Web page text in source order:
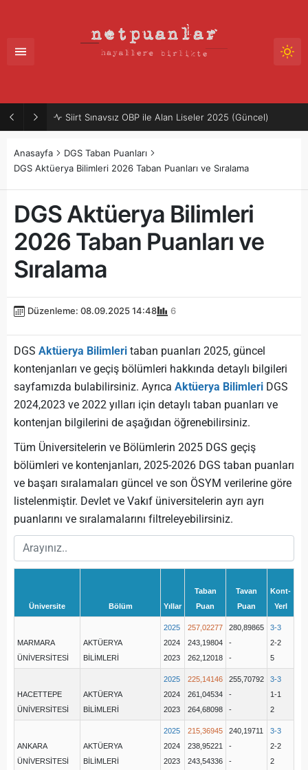
Siirt Sınavsız OBP ile Alan Liseler 2025 (Güncel)
Anasayfa
DGS Taban Puanları
DGS Aktüerya Bilimleri 2026 Taban Puanları ve Sıralama
DGS Aktüerya Bilimleri
2026 Taban Puanları ve
Sıralama
Düzenleme: 08.09.2025 14:48 6
DGS Aktüerya Bilimleri taban puanları 2025, güncel
kontenjanları ve geçiş bölümleri hakkında detaylı bilgileri
sayfamızda bulabilirsiniz. Ayrıca Aktüerya Bilimleri DGS
2024,2023 ve 2022 yılları için detaylı taban puanları ve
kontenjan bilgilerini de aşağıdan öğrenebilirsiniz.
Tüm Üniversitelerin ve Bölümlerin 2025 DGS geçiş
bölümleri ve kontenjanları, 2025-2026 DGS taban puanları
ve başarı sıralamaları güncel ve son ÖSYM verilerine göre
listelenmiştir. Devlet ve Vakıf üniversitelerin ayrı ayrı
puanlarını ve sıralamalarını filtreleyebilirsiniz.
Üniversite Bölüm Yıllar
Taban
Puan
Tavan
Puan
Kont-
Yerl
MARMARA
ÜNİVERSİTESİ
AKTÜERYA
BİLİMLERİ
2025
2024
2023
257,02277
243,19804
262,12018
280,89865
-
-
3-3
2-2
5
HACETTEPE
ÜNİVERSİTESİ
AKTÜERYA
BİLİMLERİ
2025
2024
2023
225,14146
261,04534
264,68098
255,70792
-
-
3-3
1-1
2
ANKARA
ÜNİVERSİTESİ
AKTÜERYA
BİLİMLERİ
2025
2024
2023
215,36945
238,95221
243,54336
240,19711
-
-
3-3
2-2
2